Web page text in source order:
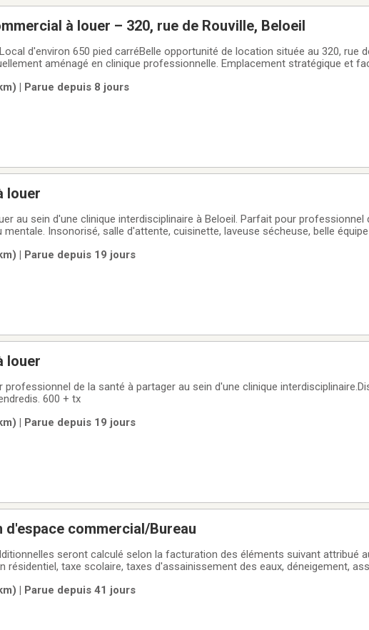
à louer – 320, rue de Rouville, Beloeil
d'environ 650 pied carréBelle opportunité de location située au 320, rue
aménagé en clinique professionnelle. Emplacement stratégique et
: Salle
| Parue depuis 8 jours
louer
au sein d'une clinique interdisciplinaire à Beloeil. Parfait pour professionnel
mentale. Insonorisé, salle d'attente, cuisinette, laveuse sécheuse, belle
| Parue depuis 19 jours
louer
professionnel de la santé à partager au sein d'une clinique
600 + tx
| Parue depuis 19 jours
d'espace commercial/Bureau
seront calculé selon la facturation des éléments suivant attribué
résidentiel, taxe scolaire, taxes d'assainissement des eaux, déneigement,
3065,83 pc, trois
| Parue depuis 41 jours